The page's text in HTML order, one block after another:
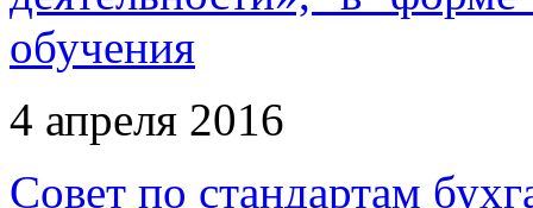
обучения
4 апреля 2016
Совет по стандартам